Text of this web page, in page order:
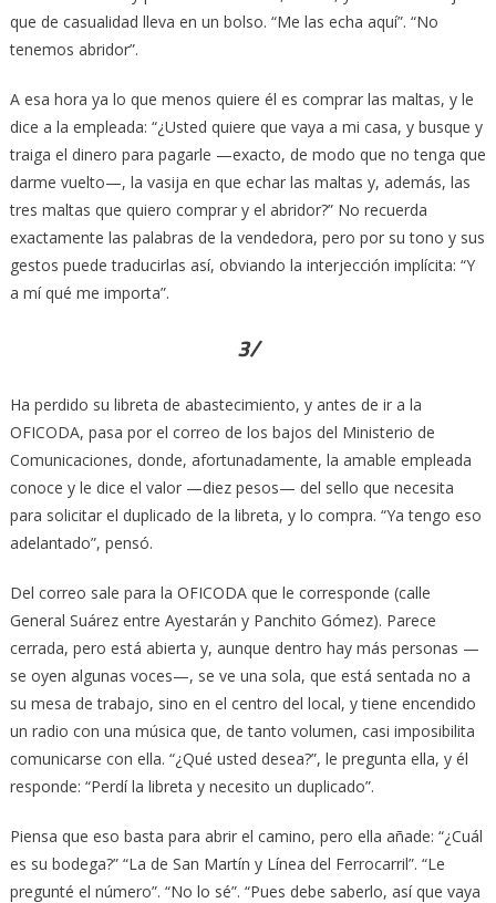
que de casualidad lleva en un bolso. “Me las echa aquí”. “No
tenemos abridor”.
A esa hora ya lo que menos quiere él es comprar las maltas, y le
dice a la empleada: “¿Usted quiere que vaya a mi casa, y busque y
traiga el dinero para pagarle —exacto, de modo que no tenga que
darme vuelto—, la vasija en que echar las maltas y, además, las
tres maltas que quiero comprar y el abridor?” No recuerda
exactamente las palabras de la vendedora, pero por su tono y sus
gestos puede traducirlas así, obviando la interjección implícita: “Y
a mí qué me importa”.
3/
Ha perdido su libreta de abastecimiento, y antes de ir a la
OFICODA, pasa por el correo de los bajos del Ministerio de
Comunicaciones, donde, afortunadamente, la amable empleada
conoce y le dice el valor —diez pesos— del sello que necesita
para solicitar el duplicado de la libreta, y lo compra. “Ya tengo eso
adelantado”, pensó.
Del correo sale para la OFICODA que le corresponde (calle
General Suárez entre Ayestarán y Panchito Gómez). Parece
cerrada, pero está abierta y, aunque dentro hay más personas —
se oyen algunas voces—, se ve una sola, que está sentada no a
su mesa de trabajo, sino en el centro del local, y tiene encendido
un radio con una música que, de tanto volumen, casi imposibilita
comunicarse con ella. “¿Qué usted desea?”, le pregunta ella, y él
responde: “Perdí la libreta y necesito un duplicado”.
Piensa que eso basta para abrir el camino, pero ella añade: “¿Cuál
es su bodega?” “La de San Martín y Línea del Ferrocarril”. “Le
pregunté el número”. “No lo sé”. “Pues debe saberlo, así que vaya